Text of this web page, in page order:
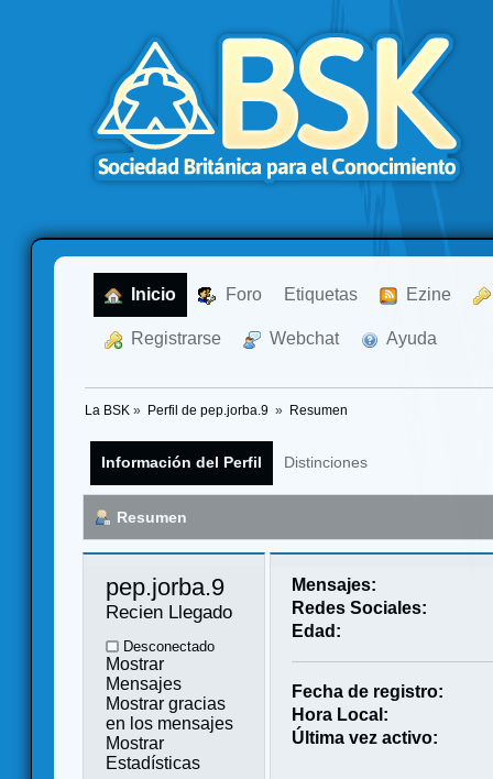
Inicio Foro Etiquetas Ezine
Registrarse Webchat Ayuda
La BSK » Perfil de pep.jorba.9 » Resumen
Información del Perfil Distinciones
Resumen
pep.jorba.9
Recien Llegado
Desconectado
Mostrar
Mensajes
Mostrar gracias
en los mensajes
Mostrar
Estadísticas
Mensajes:
Redes Sociales:
Edad:
Fecha de registro:
Hora Local:
Última vez activo: